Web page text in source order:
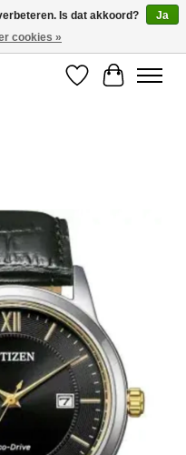
Verlanglijst
Items
Is dat akkoord?
Ja
cookies »